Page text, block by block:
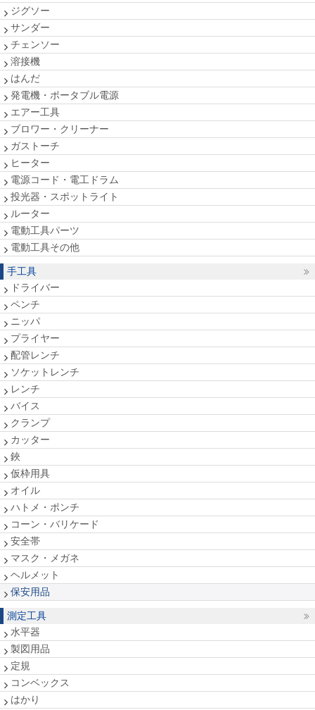
ジグソー
サンダー
チェンソー
溶接機
はんだ
発電機・ポータブル電源
エアー工具
ブロワー・クリーナー
ガストーチ
ヒーター
電源コード・電工ドラム
投光器・スポットライト
ルーター
電動工具パーツ
電動工具その他
手工具
ドライバー
ペンチ
ニッパ
プライヤー
配管レンチ
ソケットレンチ
レンチ
バイス
クランプ
カッター
鋏
仮枠用具
オイル
ハトメ・ポンチ
コーン・バリケード
安全帯
マスク・メガネ
ヘルメット
保安用品
測定工具
水平器
製図用品
定規
コンベックス
はかり